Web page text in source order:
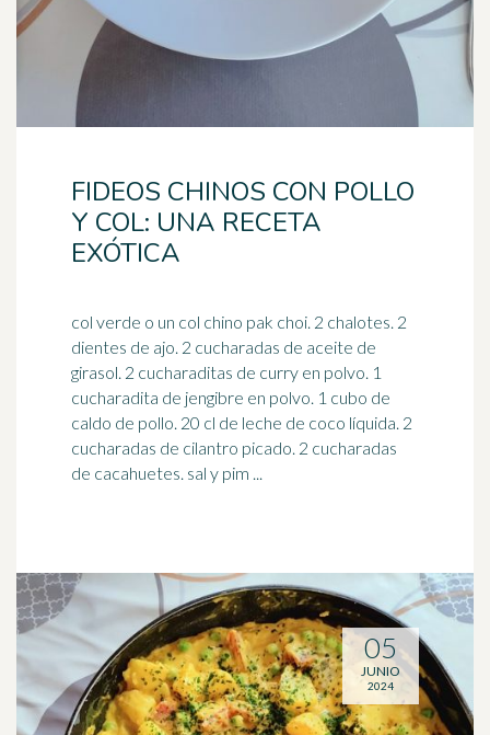
FIDEOS CHINOS CON POLLO
Y COL: UNA RECETA
EXÓTICA
col verde o un col chino pak choi. 2 chalotes. 2
dientes de ajo. 2 cucharadas de aceite de
girasol. 2 cucharaditas de curry en polvo. 1
cucharadita de jengibre en polvo. 1 cubo de
caldo de pollo. 20 cl de leche de coco líquida. 2
cucharadas de cilantro picado. 2 cucharadas
de cacahuetes. sal y pim ...
05
JUNIO
2024